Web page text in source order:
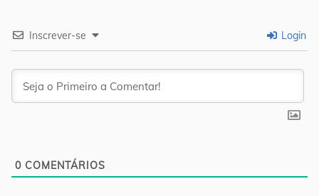
Inscrever-se Login
0 COMENTÁRIOS